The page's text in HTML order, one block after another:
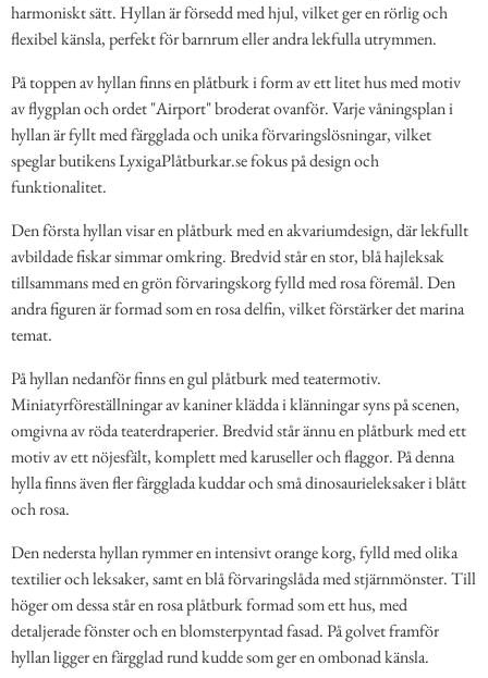
harmoniskt sätt. Hyllan är försedd med hjul, vilket ger en rörlig och
flexibel känsla, perfekt för barnrum eller andra lekfulla utrymmen.
På toppen av hyllan finns en plåtburk i form av ett litet hus med motiv
av flygplan och ordet "Airport" broderat ovanför. Varje våningsplan i
hyllan är fyllt med färgglada och unika förvaringslösningar, vilket
speglar butikens LyxigaPlåtburkar.se fokus på design och
funktionalitet.
Den första hyllan visar en plåtburk med en akvariumdesign, där lekfullt
avbildade fiskar simmar omkring. Bredvid står en stor, blå hajleksak
tillsammans med en grön förvaringskorg fylld med rosa föremål. Den
andra figuren är formad som en rosa delfin, vilket förstärker det marina
temat.
På hyllan nedanför finns en gul plåtburk med teatermotiv.
Miniatyrföreställningar av kaniner klädda i klänningar syns på scenen,
omgivna av röda teaterdraperier. Bredvid står ännu en plåtburk med ett
motiv av ett nöjesfält, komplett med karuseller och flaggor. På denna
hylla finns även fler färgglada kuddar och små dinosaurieleksaker i blått
och rosa.
Den nedersta hyllan rymmer en intensivt orange korg, fylld med olika
textilier och leksaker, samt en blå förvaringslåda med stjärnmönster. Till
höger om dessa står en rosa plåtburk formad som ett hus, med
detaljerade fönster och en blomsterpyntad fasad. På golvet framför
hyllan ligger en färgglad rund kudde som ger en ombonad känsla.